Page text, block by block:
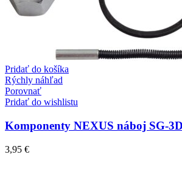
Pridať do košíka
Rýchly náhľad
Porovnať
Pridať do wishlistu
Komponenty NEXUS náboj SG-
3,95 €